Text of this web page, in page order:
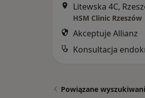
Litewska 4C,
HSM Clinic Rzeszów
Akceptuje Allianz
Konsultacja
Powiązane